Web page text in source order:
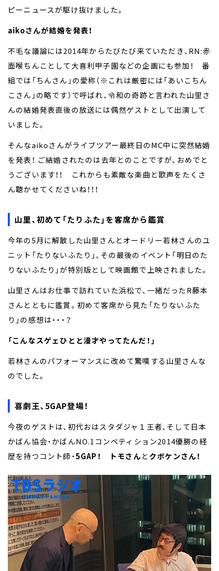
ピーニュースが駆け抜けました。
aikoさんが結婚を発表！
不毛な議論には2014年からたびたび来ていただき、RN:赤
面喉ちんことして大喜利甲子園などの企画にも参加！ 番
組では「ちんさん」の愛称（※これは厳密には「あいこちん
こさん」の略です）で呼ばれ、令和の奇跡と言われた山里さ
んの結婚発表直後の放送には偶然ゲストとして出演して
いました。
そんなaikoさんがライブツアー最終日のMC中に突然結婚
を発表！ ご結婚されたのは去年とのことですが、おめでと
うございます！！ これからも素敵な楽曲と歌声をたくさ
ん聴かせてくださいね！！！
山里、初めて「たりふた」を客席から鑑賞
今年の5月に解散した山里さんとオードリー若林さんのユ
ニット「たりないふたり」、その最後のイベント「明日のた
りないふたり」が特別版として映画館で上映されました。
山里さんはお仕事で訪れていた浜松で、一緒だったR藤本
さんとともに鑑賞。初めて客席から見た「たりないふた
り」の感想は・・・？
「こんなスゲェひとと漫才やってたんだ！」
若林さんのパフォーマンスに改めて驚嘆する山里さんな
のでした。
喜劇王、5GAP登場！
今夜のゲストは、初代おはスタダジャ１王者、そして日本
かばん協会・かばんNO.1コンペティション2014優勝の経
歴を持つコント師・5GAP！ トモさん とクボケンさん！